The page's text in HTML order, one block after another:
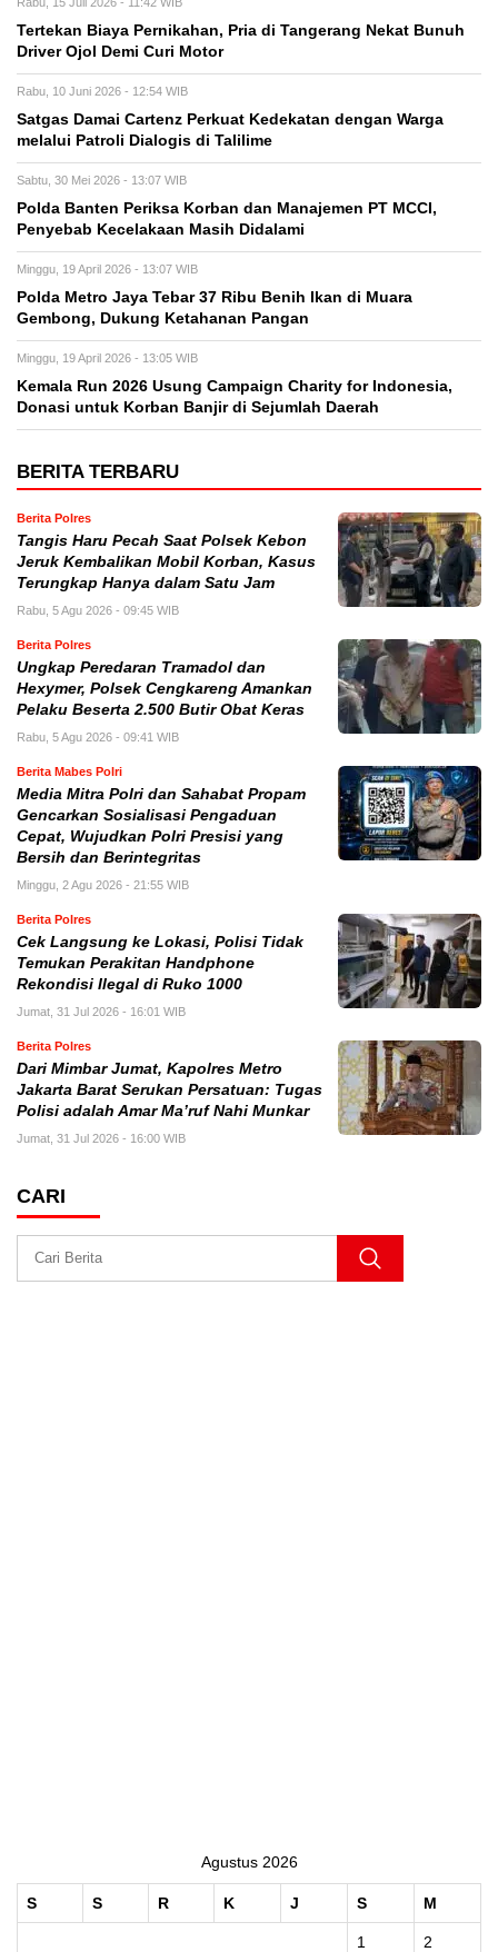
Tertekan Biaya Pernikahan, Pria di Tangerang Nekat Bunuh
Driver Ojol Demi Curi Motor
Rabu, 10 Juni 2026 - 12:54 WIB
Satgas Damai Cartenz Perkuat Kedekatan dengan Warga
melalui Patroli Dialogis di Talilime
Sabtu, 30 Mei 2026 - 13:07 WIB
Polda Banten Periksa Korban dan Manajemen PT MCCI,
Penyebab Kecelakaan Masih Didalami
Minggu, 19 April 2026 - 13:07 WIB
Polda Metro Jaya Tebar 37 Ribu Benih Ikan di Muara
Gembong, Dukung Ketahanan Pangan
Minggu, 19 April 2026 - 13:05 WIB
Kemala Run 2026 Usung Campaign Charity for Indonesia,
Donasi untuk Korban Banjir di Sejumlah Daerah
BERITA TERBARU
Berita Polres
Tangis Haru Pecah Saat Polsek Kebon
Jeruk Kembalikan Mobil Korban, Kasus
Terungkap Hanya dalam Satu Jam
Rabu, 5 Agu 2026 - 09:45 WIB
Berita Polres
Ungkap Peredaran Tramadol dan
Hexymer, Polsek Cengkareng Amankan
Pelaku Beserta 2.500 Butir Obat Keras
Rabu, 5 Agu 2026 - 09:41 WIB
Berita Mabes Polri
Media Mitra Polri dan Sahabat Propam
Gencarkan Sosialisasi Pengaduan
Cepat, Wujudkan Polri Presisi yang
Bersih dan Berintegritas
Minggu, 2 Agu 2026 - 21:55 WIB
Berita Polres
Cek Langsung ke Lokasi, Polisi Tidak
Temukan Perakitan Handphone
Rekondisi Ilegal di Ruko 1000
Jumat, 31 Jul 2026 - 16:01 WIB
Berita Polres
Dari Mimbar Jumat, Kapolres Metro
Jakarta Barat Serukan Persatuan: Tugas
Polisi adalah Amar Ma’ruf Nahi Munkar
Jumat, 31 Jul 2026 - 16:00 WIB
CARI
Agustus 2026
S S R K J S M
1 2